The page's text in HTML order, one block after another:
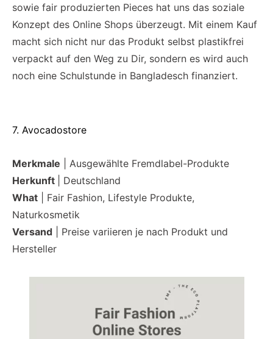
sowie fair produzierten Pieces hat uns das soziale
Konzept des Online Shops überzeugt. Mit einem Kauf
macht sich nicht nur das Produkt selbst plastikfrei
verpackt auf den Weg zu Dir, sondern es wird auch
noch eine Schulstunde in Bangladesch finanziert.
7. Avocadostore
Merkmale | Ausgewählte Fremdlabel-Produkte
Herkunft
| Deutschland
What | Fair Fashion, Lifestyle Produkte,
Naturkosmetik
Versand | Preise variieren je nach Produkt und
Hersteller